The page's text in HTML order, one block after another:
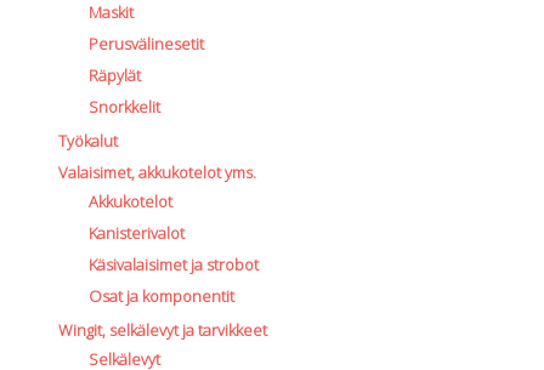
Maskit
Perusvälinesetit
Räpylät
Snorkkelit
Työkalut
Valaisimet, akkukotelot yms.
Akkukotelot
Kanisterivalot
Käsivalaisimet ja strobot
Osat ja komponentit
Wingit, selkälevyt ja tarvikkeet
Selkälevyt